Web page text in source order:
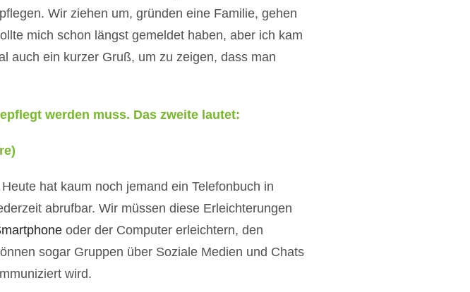
Wir ziehen um, gründen eine Familie, gehen
mich schon längst gemeldet haben, aber ich kam
auch ein kurzer Gruß, um zu zeigen, dass man
werden muss. Das zweite lautet:
hat kaum noch jemand ein Telefonbuch in
abrufbar. Wir müssen diese Erleichterungen
oder der Computer erleichtern, den
sogar Gruppen über Soziale Medien und Chats
wird.